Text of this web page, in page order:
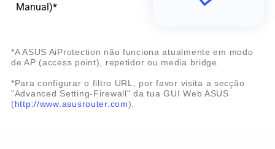
Manual)*
*A ASUS AiProtection não funciona atualmente em modo
de AP (access point), repetidor ou media bridge.
*Para configurar o filtro URL, por favor visita a secção
"Advanced Setting-Firewall" da tua GUI Web ASUS
(http://www.asusrouter.com).